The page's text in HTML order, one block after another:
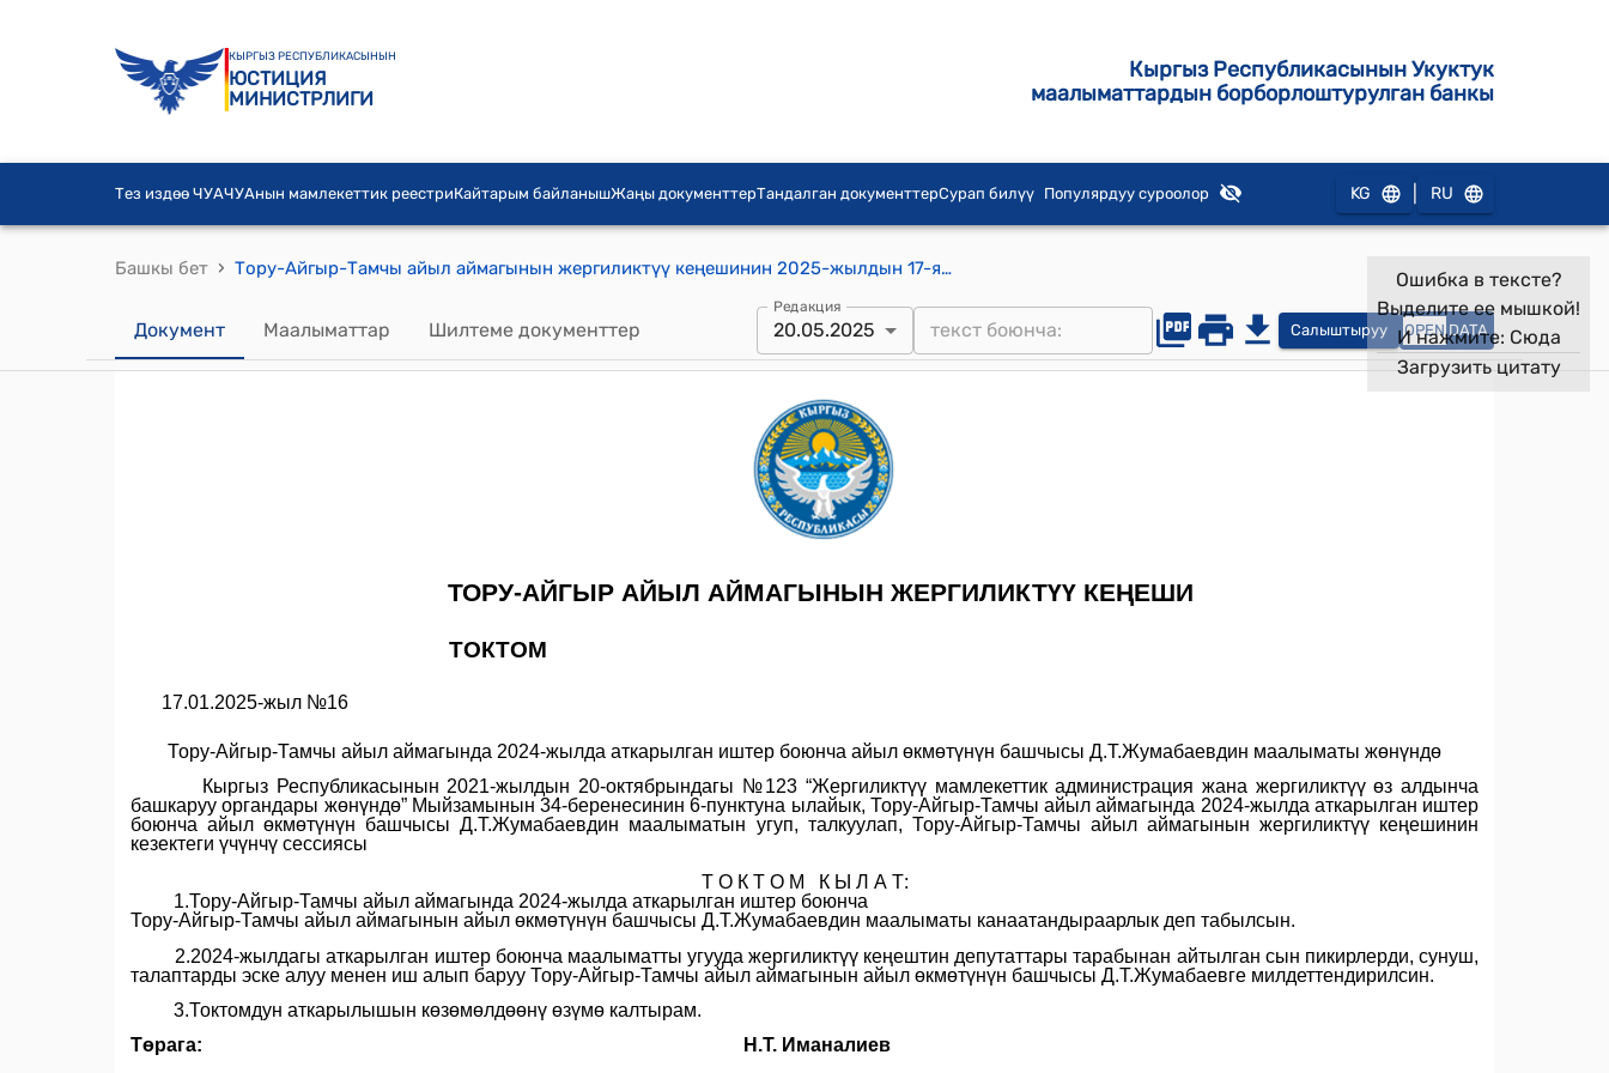
КЫРГЫЗ РЕСПУБЛИКАСЫНЫН
ЮСТИЦИЯ
МИНИСТРЛИГИ
Кыргыз Республикасынын Укуктук
маалыматтардын борборлоштурулган банкы
Тез издөө ЧУАЧУАнын мамлекеттик реестриКайтарым байланышЖаңы документтерТандалган документтерСурап билүү Популярдуу суроолор KG RU
Башкы бет › Тору-Айгыр-Тамчы айыл аймагынын жергиликтүү кеңешинин 2025-жылдын 17-январындагы № 16 "Тору-Айгыр-Тамчы айыл аймагында 2024-жылда аткарылган иштер боюнча айыл өкмөтүнүн башчысы Д.Т.Жумабаевдин маалыматы жөнүндө" токтому
Документ Маалыматтар Шилтеме документтер
Редакция
20.05.2025 Салыштыруу OPEN DATA
Ошибка в тексте?
Выделите ее мышкой!
И нажмите: Сюда
Загрузить цитату